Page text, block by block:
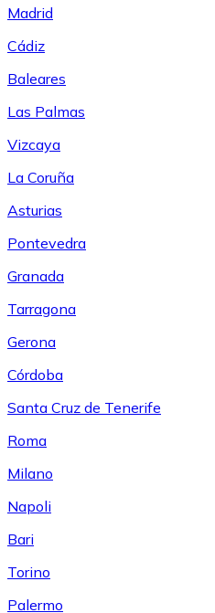
Madrid
Cádiz
Baleares
Las Palmas
Vizcaya
La Coruña
Asturias
Pontevedra
Granada
Tarragona
Gerona
Córdoba
Santa Cruz de Tenerife
Roma
Milano
Napoli
Bari
Torino
Palermo